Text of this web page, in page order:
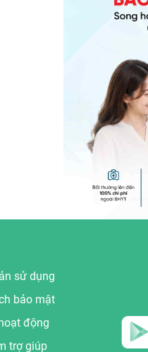
sử dụng
bảo mật
động
trợ giúp